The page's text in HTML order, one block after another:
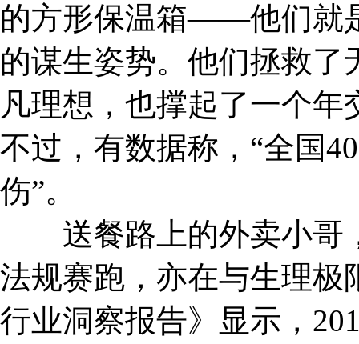
的方形保温箱——他们就
的谋生姿势。他们拯救
凡理想，也撑起了一个年
不过，有数据称，“全国
伤”。
送餐路上的外卖小哥
法规赛跑，亦在与生理
行业洞察报告》显示，